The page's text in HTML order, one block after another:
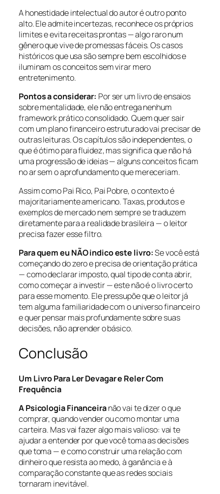
A honestidade intelectual do autor é outro ponto
alto. Ele admite incertezas, reconhece os próprios
limites e evita receitas prontas — algo raro num
gênero que vive de promessas fáceis. Os casos
históricos que usa são sempre bem escolhidos e
iluminam os conceitos sem virar mero
entretenimento.
Pontos a considerar: Por ser um livro de ensaios
sobre mentalidade, ele não entrega nenhum
framework prático consolidado. Quem quer sair
com um plano financeiro estruturado vai precisar de
outras leituras. Os capítulos são independentes, o
que é ótimo para fluidez, mas significa que não há
uma progressão de ideias — alguns conceitos ficam
no ar sem o aprofundamento que mereceriam.
Assim como Pai Rico, Pai Pobre, o contexto é
majoritariamente americano. Taxas, produtos e
exemplos de mercado nem sempre se traduzem
diretamente para a realidade brasileira — o leitor
precisa fazer esse filtro.
Para quem eu NÃO indico este livro:Se você está
começando do zero e precisa de orientação prática
— como declarar imposto, qual tipo de conta abrir,
como começar a investir — este não é o livro certo
para esse momento. Ele pressupõe que o leitor já
tem alguma familiaridade com o universo financeiro
e quer pensar mais profundamente sobre suas
decisões, não aprender o básico.
Conclusão
Um Livro Para Ler Devagar e Reler Com
Frequência
A Psicologia Financeiranão vai te dizer o que
comprar, quando vender ou como montar uma
carteira. Mas vai fazer algo mais valioso: vai te
ajudar a entender por que você toma as decisões
que toma — e como construir uma relação com
dinheiro que resista ao medo, à ganância e à
comparação constante que as redes sociais
tornaram inevitável.